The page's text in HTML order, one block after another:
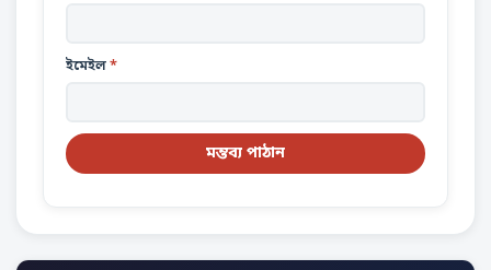
ইমেইল*